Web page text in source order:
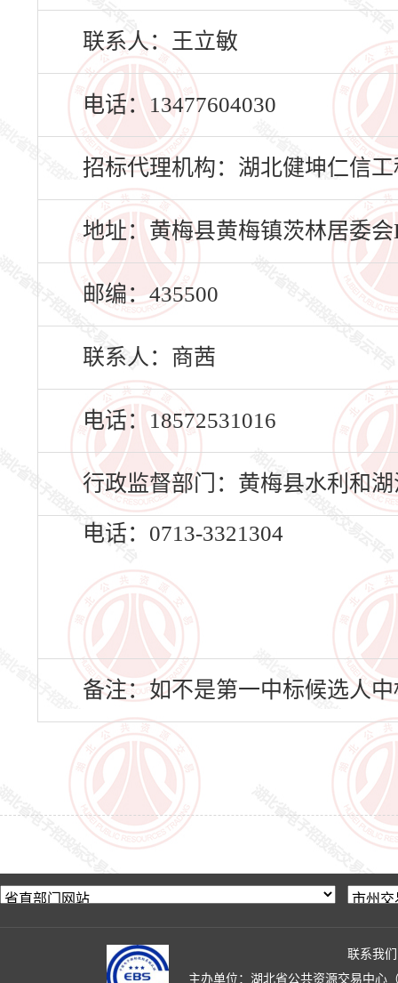
联系人：王立敏
电话：13477604030
招标代理机构：湖北健坤仁信
地址：黄梅县黄梅镇茨林居委会
邮编：435500
联系人：商茜
电话：18572531016
行政监督部门：黄梅县水利和湖
电话：0713-3321304
备注：如不是第一中标候选人
联系我们
主办单位：湖北省公共资源交易中心